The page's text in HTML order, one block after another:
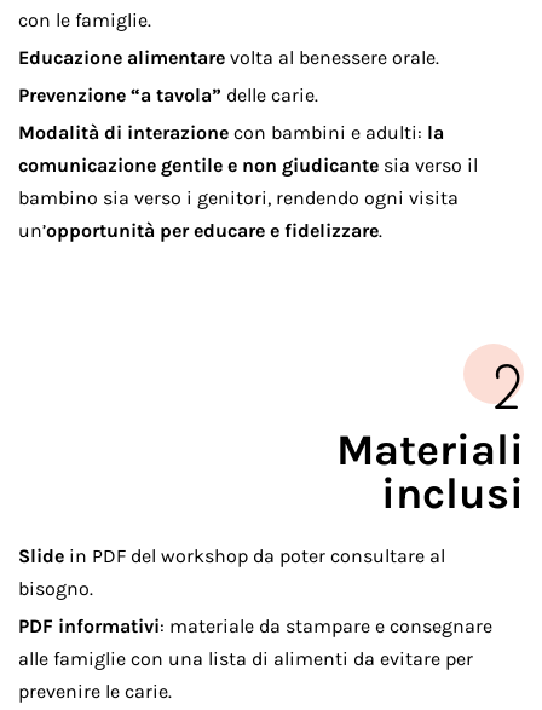
con le famiglie.
Educazione alimentare volta al benessere orale.
Prevenzione “a tavola” delle carie.
Modalità di interazione con bambini e adulti: la
comunicazione gentile e non giudicante sia verso il
bambino sia verso i genitori, rendendo ogni visita
un’opportunità per educare e fidelizzare.
2
Materiali
inclusi
Slide in PDF del workshop da poter consultare al
bisogno.
PDF informativi: materiale da stampare e consegnare
alle famiglie con una lista di alimenti da evitare per
prevenire le carie.